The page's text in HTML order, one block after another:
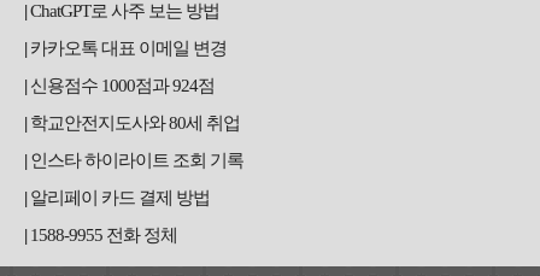
ChatGPT로 사주 보는 방법
카카오톡 대표 이메일 변경
신용점수 1000점과 924점
학교안전지도사와 80세 취업
인스타 하이라이트 조회 기록
알리페이 카드 결제 방법
1588-9955 전화 정체